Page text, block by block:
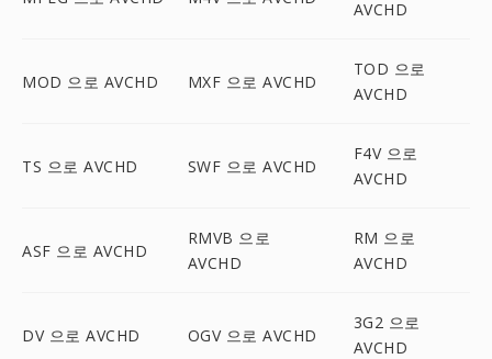
AVCHD
MOD 으로 AVCHD MXF 으로 AVCHD
TOD 으로
AVCHD
TS 으로 AVCHD SWF 으로 AVCHD
F4V 으로
AVCHD
ASF 으로 AVCHD
RMVB 으로
AVCHD
RM 으로
AVCHD
DV 으로 AVCHD OGV 으로 AVCHD
3G2 으로
AVCHD